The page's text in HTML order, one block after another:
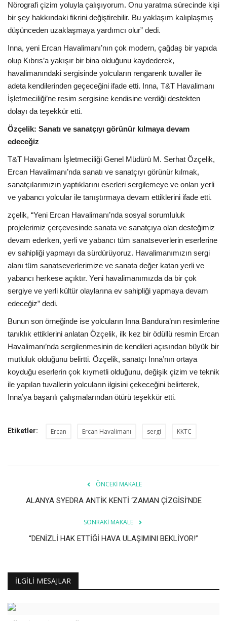
Nörografi çizim yoluyla çalışıyorum. Onu yaratma sürecinde kişi
bir şey hakkındaki fikrini değiştirebilir. Bu yaklaşım kalıplaşmış
düşünceden uzaklaşmaya yardımcı olur” dedi.
Inna, yeni Ercan Havalimanı’nın çok modern, çağdaş bir yapıda
olup Kıbrıs’a yakışır bir bina olduğunu kaydederek,
havalimanındaki sergisinde yolcuların rengarenk tuvaller ile
adeta kendilerinden geçeceğini ifade etti. Inna, T&T Havalimanı
İşletmeciliği’ne resim sergisine kendisine verdiği destekten
dolayı da teşekkür etti.
Özçelik: Sanatı ve sanatçıyı görünür kılmaya devam
edeceğiz
T&T Havalimanı İşletmeciliği Genel Müdürü M. Serhat Özçelik,
Ercan Havalimanı’nda sanatı ve sanatçıyı görünür kılmak,
sanatçılarımızın yaptıklarını eserleri sergilemeye ve onları yerli
ve yabancı yolcular ile tanıştırmaya devam ettiklerini ifade etti.
zçelik, “Yeni Ercan Havalimanı’nda sosyal sorumluluk
projelerimiz çerçevesinde sanata ve sanatçıya olan desteğimiz
devam ederken, yerli ve yabancı tüm sanatseverlerin eserlerine
ev sahipliği yapmayı da sürdürüyoruz. Havalimanımızın sergi
alanı tüm sanatseverlerimize ve sanata değer katan yerli ve
yabancı herkese açıktır. Yeni havalimanımızda da bir çok
sergiye ve yerli kültür olaylarına ev sahipliği yapmaya devam
edeceğiz” dedi.
Bunun son örneğinde ise yolcuların Inna Bandura’nın resimlerine
tanıklık ettiklerini anlatan Özçelik, ilk kez bir ödüllü resmin Ercan
Havalimanı’nda sergilenmesinin de kendileri açısından büyük bir
mutluluk olduğunu belirtti. Özçelik, sanatçı Inna’nın ortaya
koyduğu eserlerin çok kıymetli olduğunu, değişik çizim ve teknik
ile yapılan tuvallerin yolcuların ilgisini çekeceğini belirterek,
Inna’ya başarılı çalışmalarından ötürü teşekkür etti.
Etiketler: Ercan Ercan Havalimanı sergi KKTC
ÖNCEKI MAKALE
ALANYA SYEDRA ANTİK KENTİ ‘ZAMAN ÇİZGİSİ’NDE
SONRAKI MAKALE
“DENİZLİ HAK ETTİĞİ HAVA ULAŞIMINI BEKLİYOR!”
İLGILI MESAJLAR